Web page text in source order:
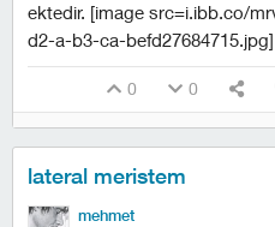
ektedir. [image src=i.ibb.co/
d2-a-b3-ca-befd27684715.jpg]
0 0
lateral meristem
mehmet